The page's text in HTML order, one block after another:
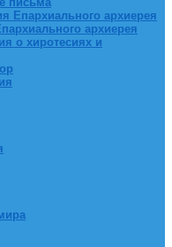
Епархиального архиерея
архиерея
о хиротесиях и